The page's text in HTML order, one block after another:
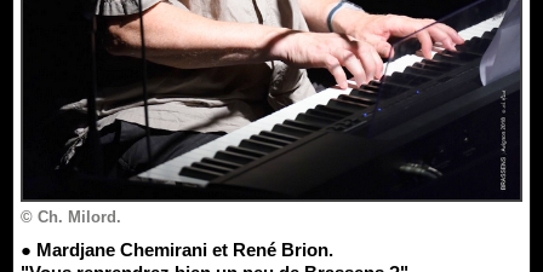
© Ch. Milord.
● Mardjane Chemirani et René Brion.